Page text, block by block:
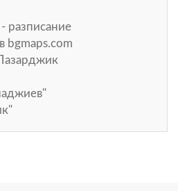
разписание
bgmaps.com